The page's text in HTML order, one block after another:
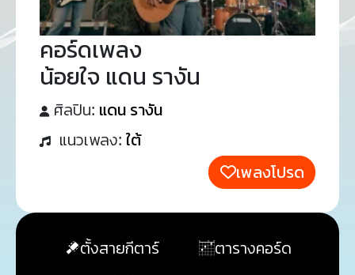
คอร์ดเพลง
น้อยใจ แดน รางัน
ศิลปิน: แดน รางัน
แนวเพลง: ใต้
เพลงโปรด
ตั้งสายกีตาร์
ตารางคอร์ด